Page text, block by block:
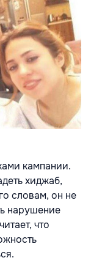
кампании.
хиджаб,
словам, он не
нарушение
что